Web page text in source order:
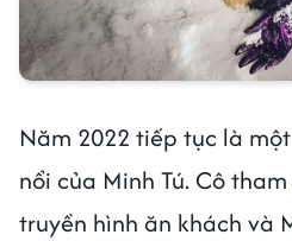
Năm 2022 tiếp tục là
nổi của Minh Tú. Cô
truyền hình ăn khách và